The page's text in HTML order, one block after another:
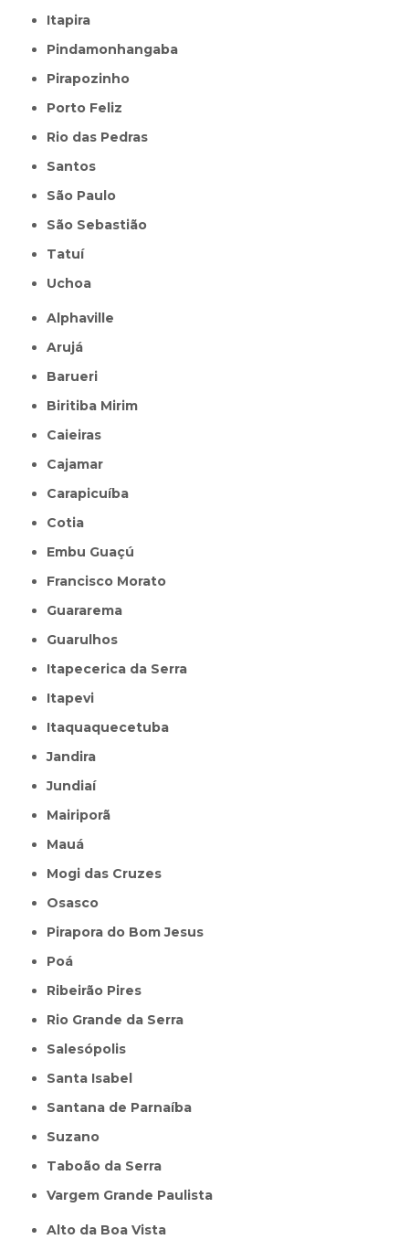
Itapira
Pindamonhangaba
Pirapozinho
Porto Feliz
Rio das Pedras
Santos
São Paulo
São Sebastião
Tatuí
Uchoa
Alphaville
Arujá
Barueri
Biritiba Mirim
Caieiras
Cajamar
Carapicuíba
Cotia
Embu Guaçú
Francisco Morato
Guararema
Guarulhos
Itapecerica da Serra
Itapevi
Itaquaquecetuba
Jandira
Jundiaí
Mairiporã
Mauá
Mogi das Cruzes
Osasco
Pirapora do Bom Jesus
Poá
Ribeirão Pires
Rio Grande da Serra
Salesópolis
Santa Isabel
Santana de Parnaíba
Suzano
Taboão da Serra
Vargem Grande Paulista
Alto da Boa Vista